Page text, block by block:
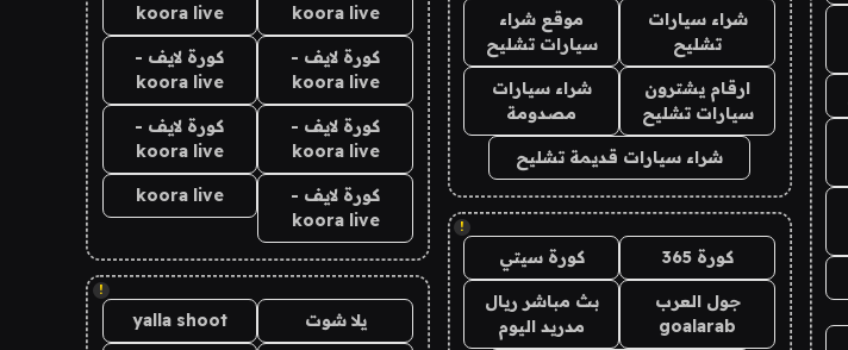
شراء سيارات
تشليح
موقع شراء
سيارات تشليح
ارقام يشترون
سيارات تشليح
شراء سيارات
مصدومة
شراء سيارات قديمة تشليح
!
كورة 365 كورة سيتي
جول العرب
goalarab
بث مباشر ريال
مدريد اليوم
koora live
koora live
كورة لايف -
koora live
كورة لايف -
koora live
كورة لايف -
koora live
كورة لايف -
koora live
كورة لايف -
koora live
koora live
!
يلا شوت yalla shoot